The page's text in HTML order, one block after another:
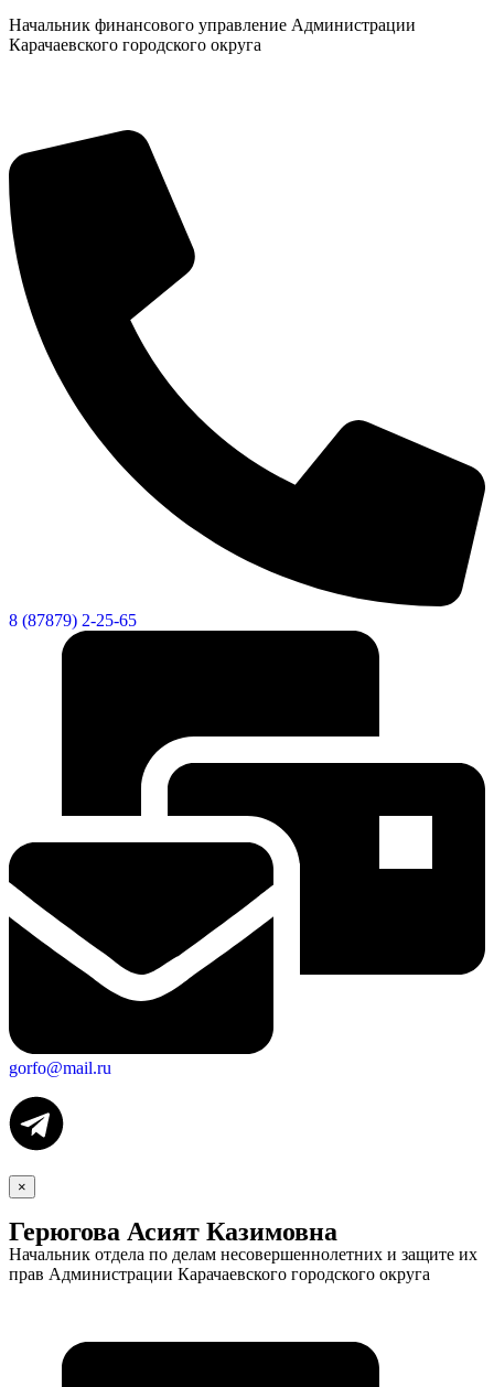
Начальник финансового управление Администрации
Карачаевского городского округа
8 (87879) 2-25-65
gorfo@mail.ru
×
Герюгова Асият Казимовна
Начальник отдела по делам несовершеннолетних и защите их
прав Администрации Карачаевского городского округа